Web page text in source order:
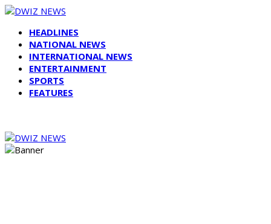
HEADLINES
NATIONAL NEWS
INTERNATIONAL NEWS
ENTERTAINMENT
SPORTS
FEATURES